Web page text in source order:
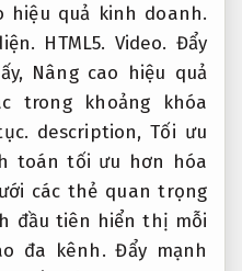
hiệu quả kinh doanh.
HTML5. Video. Đẩy
Nâng cao hiệu quả
trong khoảng khóa
description,Tối ưu
toán tối ưu hơn hóa
các thẻ quan trọng
đầu tiên hiển thị mỗi
đa kênh. Đẩy mạnh